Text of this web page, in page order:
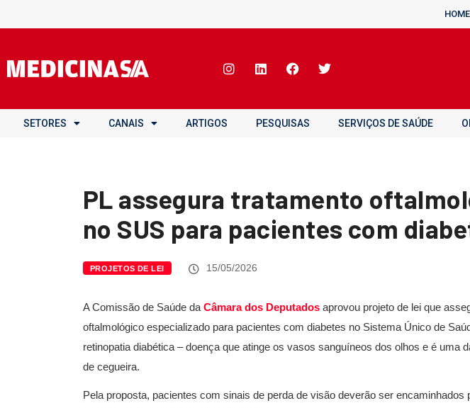
HOME
SETORES CANAIS ARTIGOS PESQUISAS SERVIÇOS DE SAÚDE
PL assegura tratamento
no SUS para pacientes com
PROJETOS DE LEI 15/05/2026
A Comissão de Saúde da Câmara dos Deputados aprovou projeto de lei que
oftalmológico especializado para pacientes com diabetes no Sistema Único de
retinopatia diabética – doença que atinge os vasos sanguíneos dos olhos e é uma
de cegueira.
Pela proposta, pacientes com sinais de perda de visão deverão ser encaminhados